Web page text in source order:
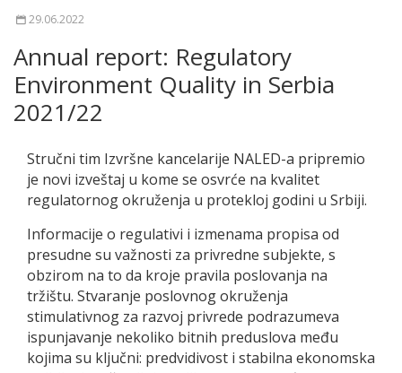
29.06.2022
Annual report: Regulatory
Environment Quality in Serbia
2021/22
Stručni tim Izvršne kancelarije NALED-a pripremio
je novi izveštaj u kome se osvrće na kvalitet
regulatornog okruženja u protekloj godini u Srbiji.
Informacije o regulativi i izmenama propisa od
presudne su važnosti za privredne subjekte, s
obzirom na to da kroje pravila poslovanja na
tržištu. Stvaranje poslovnog okruženja
stimulativnog za razvoj privrede podrazumeva
ispunjavanje nekoliko bitnih preduslova među
kojima su ključni: predvidivost i stabilna ekonomska